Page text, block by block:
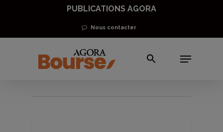
main
PUBLICATIONS AGORA
Nous contacter
Menu
remondialisation